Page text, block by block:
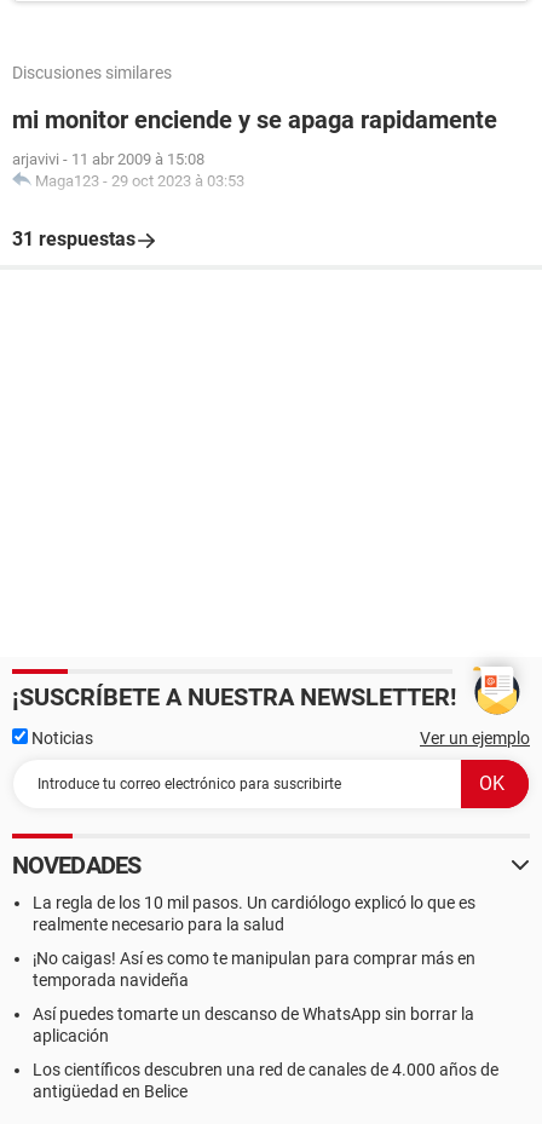
Discusiones similares
mi monitor enciende y se apaga rapidamente
arjavivi - 11 abr 2009 à 15:08
Maga123 - 29 oct 2023 à 03:53
31 respuestas
¡SUSCRÍBETE A NUESTRA NEWSLETTER!
Noticias Ver un ejemplo
NOVEDADES
La regla de los 10 mil pasos. Un cardiólogo explicó lo que es
realmente necesario para la salud
¡No caigas! Así es como te manipulan para comprar más en
temporada navideña
Así puedes tomarte un descanso de WhatsApp sin borrar la
aplicación
Los científicos descubren una red de canales de 4.000 años de
antigüedad en Belice